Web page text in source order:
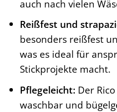
auch nach vielen
Reißfest und
besonders reißfest
was es ideal für
Stickprojekte macht.
Pflegeleicht: Der
waschbar und